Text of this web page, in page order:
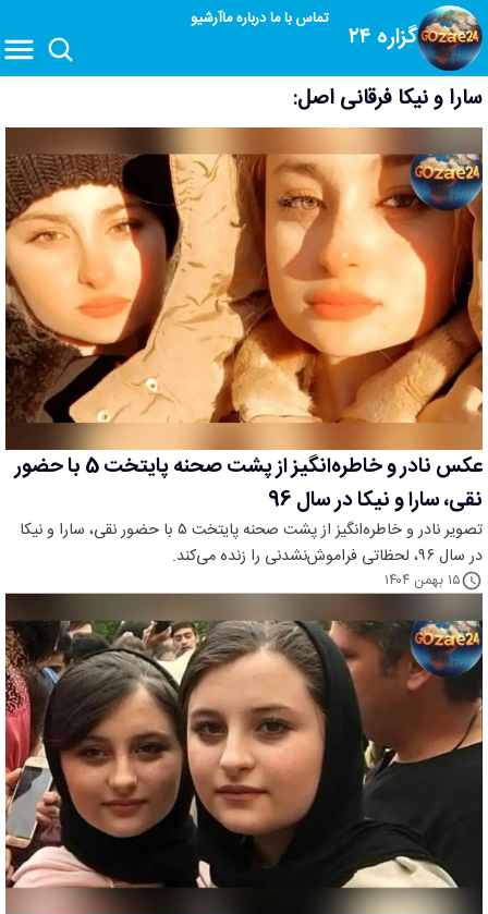
گزاره ۲۴
تماس با مادرباره ماآرشیو
سارا و نیکا فرقانی اصل:
عکس نادر و خاطره‌انگیز از پشت صحنه پایتخت 5 با حضور
نقی، سارا و نیکا در سال 96
تصویر نادر و خاطره‌انگیز از پشت صحنه پایتخت ۵ با حضور نقی، سارا و نیکا
در سال ۹۶، لحظاتی فراموش‌نشدنی را زنده می‌کند.
۱۵ بهمن ۱۴۰۴